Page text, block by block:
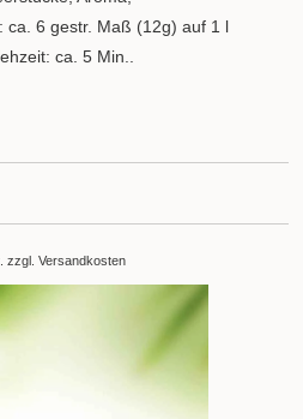
ca. 6 gestr. Maß (12g) auf 1 l
ca. 5 Min..
zzgl. Versandkosten